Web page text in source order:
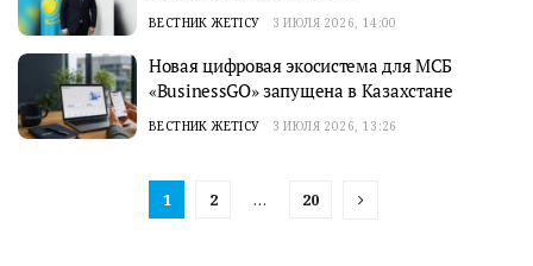
ВЕСТНИК ЖЕТІСУ 3 ИЮЛЯ 2026, 14:00
Новая цифровая экосистема для МСБ
«BusinessGO» запущена в Казахстане
ВЕСТНИК ЖЕТІСУ 3 ИЮЛЯ 2026, 13:26
1 2 … 20